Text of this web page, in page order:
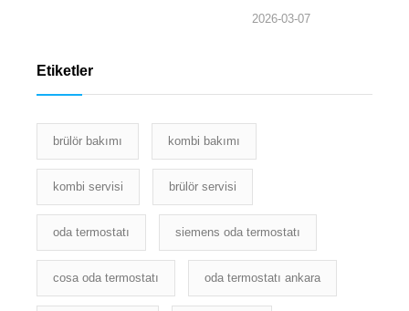
2026-03-07
Etiketler
brülör bakımı kombi bakımı
kombi servisi brülör servisi
oda termostatı siemens oda termostatı
cosa oda termostatı oda termostatı ankara